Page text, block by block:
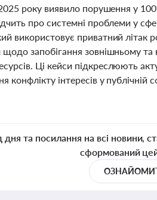
2025 року виявило порушення у
про системні проблеми у
використовує приватний
щодо запобігання зовнішньому
Ці кейси підкреслюють
конфлікту інтересів у публічній
та посилання на всі новини,
сформований